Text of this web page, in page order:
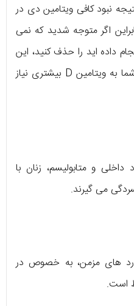
نبود کافی ویتامین دی در
اگر متوجه شدید که نمی
داده اید را حذف کنید، این
ممکن است نشانه ای باشد که شما به ویتامین D بیشتری نیاز
و متابولیسم، زنان با
های مزمن، به خصوص در
است.